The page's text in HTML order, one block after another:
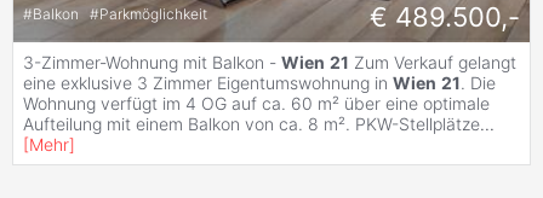
#Balkon #Parkmöglichkeit € 489.500,-
3-Zimmer-Wohnung mit Balkon - Wien 21 Zum Verkauf gelangt
eine exklusive 3 Zimmer Eigentumswohnung in Wien 21. Die
Wohnung verfügt im 4 OG auf ca. 60 m² über eine optimale
Aufteilung mit einem Balkon von ca. 8 m². PKW-Stellplätze...
[Mehr]